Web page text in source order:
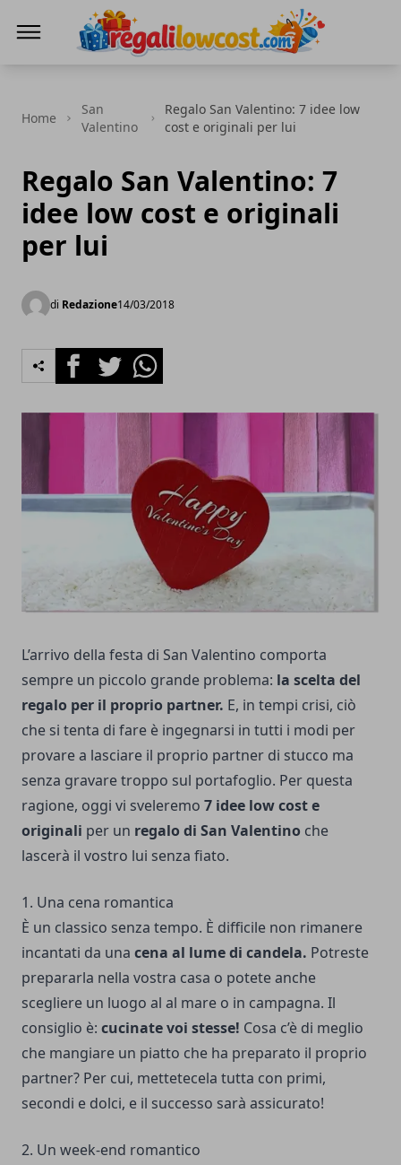
Home
San
Valentino
Regalo San Valentino: 7 idee low
cost e originali per lui
Regalo San Valentino: 7
idee low cost e originali
per lui
di Redazione14/03/2018
FacebookTwitterWhatsapp
L’arrivo della festa di San Valentino comporta
sempre un piccolo grande problema: la scelta del
regalo per il proprio partner. E, in tempi crisi, ciò
che si tenta di fare è ingegnarsi in tutti i modi per
provare a lasciare il proprio partner di stucco ma
senza gravare troppo sul portafoglio. Per questa
ragione, oggi vi sveleremo 7 idee low cost e
originali per un regalo di San Valentino che
lascerà il vostro lui senza fiato.
1. Una cena romantica
È un classico senza tempo. È difficile non rimanere
incantati da una cena al lume di candela. Potreste
prepararla nella vostra casa o potete anche
scegliere un luogo al al mare o in campagna. Il
consiglio è: cucinate voi stesse! Cosa c’è di meglio
che mangiare un piatto che ha preparato il proprio
partner? Per cui, mettetecela tutta con primi,
secondi e dolci, e il successo sarà assicurato!
2. Un week-end romantico